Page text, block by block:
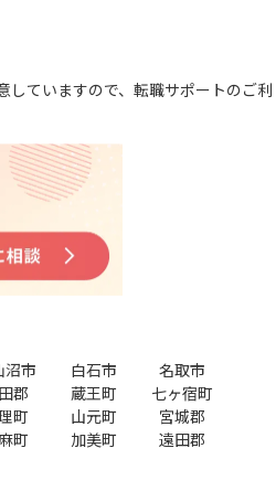
していますので、転職サポートのご利
沼市 白石市
名取市
郡 蔵王町
七ヶ宿町
町 山元町
宮城郡
町 加美町
遠田郡